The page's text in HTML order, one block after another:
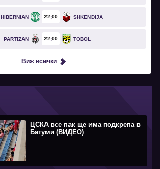
HIBERNIAN 22 00 SHKENDIJA
PARTIZAN 22 00 TOBOL
Виж всички
ЦСКА все пак ще има подкрепа в
Батуми (ВИДЕО)